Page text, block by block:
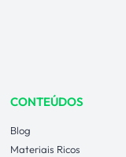
CONTEÚDOS
Blog
Materiais Ricos